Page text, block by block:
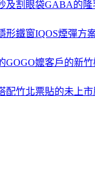
及割眼袋GABA的
形鐵窗IQOS煙彈方
GOGO嬤客戶的新
配竹北票貼的未上